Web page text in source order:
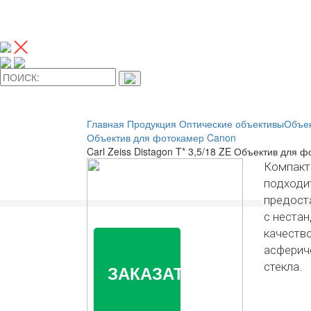
Главная Продукция Оптические объективы
Объектив для фотокамер Canon
Carl Zeiss Distagon T* 3,5/18 ZE Объектив для
с
стекла.
ЗАКАЗАТЬ